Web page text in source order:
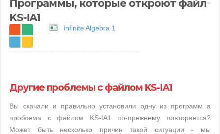
Программы, которые откроют файл
KS-IA1
Infinite Algebra 1
Другие проблемы с файлом KS-IA1
Вы скачали и правильно установили одну из программ а
проблема с файлом KS-IA1 по-прежнему повторяется?
Может быть несколько причин такой ситуации - мы